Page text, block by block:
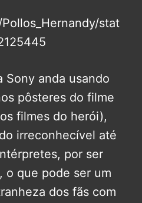
stat
Sony anda usando
pôsteres do filme
filmes do herói),
irreconhecível até
por ser
o que pode ser um
dos fãs com